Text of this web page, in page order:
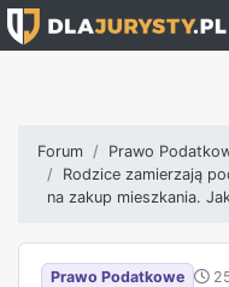
Forum
Prawo
Rodzice zamierzają
na zakup mieszkania.
Prawo Podatkowe